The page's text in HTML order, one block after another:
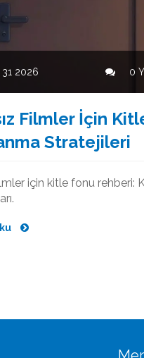
31 2026 0
Filmler İçin
Stratejileri
için kitle fonu rehberi: